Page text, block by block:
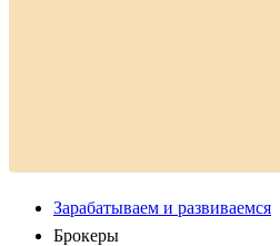
Зарабатываем и развиваемся
Брокеры